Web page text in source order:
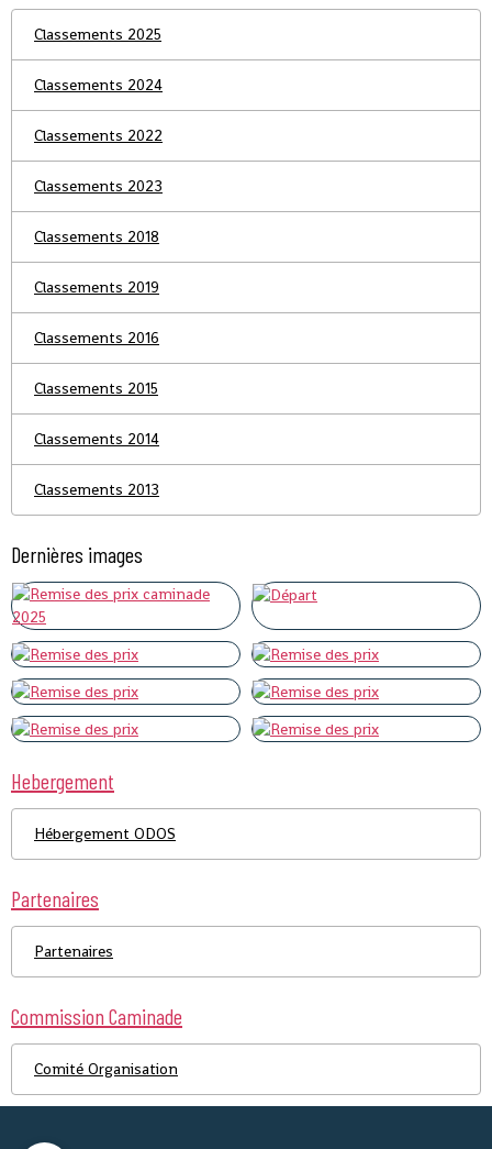
Classements 2025
Classements 2024
Classements 2022
Classements 2023
Classements 2018
Classements 2019
Classements 2016
Classements 2015
Classements 2014
Classements 2013
Dernières images
Hebergement
Hébergement ODOS
Partenaires
Partenaires
Commission Caminade
Comité Organisation